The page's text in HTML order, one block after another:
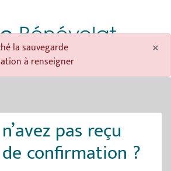
×
la sauvegarde
à renseigner
pas reçu
confirmation ?